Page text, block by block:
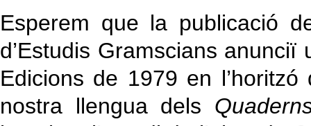
Esperem que la publicació
d’Estudis Gramscians
Edicions de 1979 en
nostra llengua dels